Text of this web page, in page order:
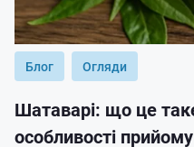
Блог Огляди
Шатаварі: що це
особливості прийому